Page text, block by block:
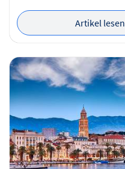
Artikel lesen